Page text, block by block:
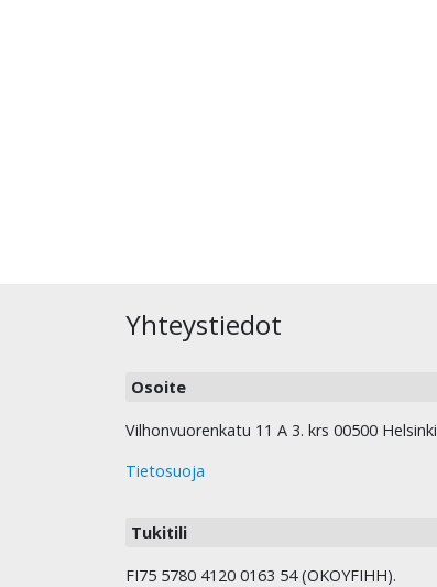
Yhteystiedot
Osoite
Vilhonvuorenkatu 11 A 3. krs 00500 Helsinki
Tietosuoja
Tukitili
FI75 5780 4120 0163 54 (OKOYFIHH).